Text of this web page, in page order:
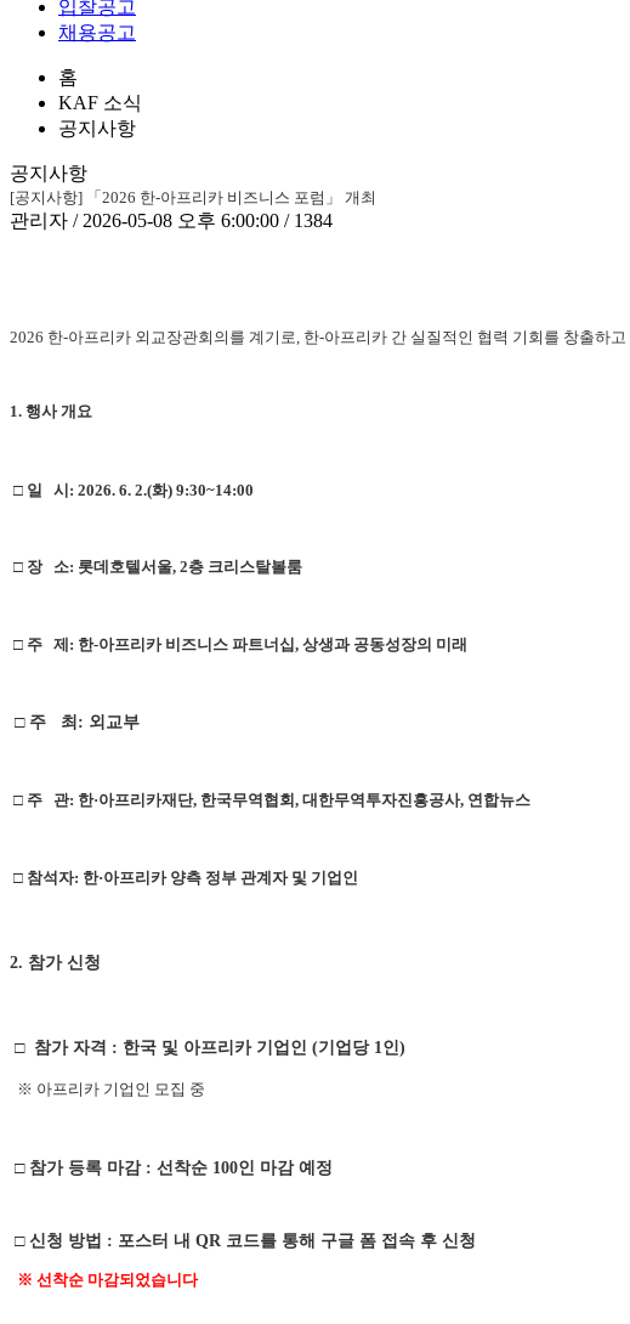
입찰공고
채용공고
홈
KAF 소식
공지사항
공지사항
[공지사항] 「2026 한-아프리카 비즈니스 포럼」 개최
관리자 / 2026-05-08 오후 6:00:00 / 1384
2026 한-아프리카 외교장관회의를 계기로, 한-아프리카 간 실질적인 협력 기회를 창출하
1. 행사 개요
□ 일 시: 2026. 6. 2.(화) 9:30~14:00
□ 장 소: 롯데호텔서울, 2층 크리스탈볼룸
□ 주 제: 한-아프리카 비즈니스 파트너십, 상생과 공동성장의 미래
□ 주 최: 외교부
□ 주 관: 한·아프리카재단, 한국무역협회, 대한무역투자진흥공사, 연합뉴스
□ 참석자: 한·아프리카 양측 정부 관계자 및 기업인
2. 참가 신청
□ 참가 자격 : 한국 및 아프리카 기업인 (기업당 1인)
※ 아프리카 기업인 모집 중
□ 참가 등록 마감 : 선착순 100인 마감 예정
□ 신청 방법 : 포스터 내 QR 코드를 통해 구글 폼 접속 후 신청
※ 선착순 마감되었습니다